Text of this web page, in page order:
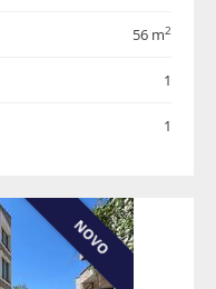
56 m2
1
1
NOVO